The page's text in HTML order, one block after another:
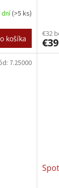
dní(>5 ks)
košíka
€32
€39
7.25000